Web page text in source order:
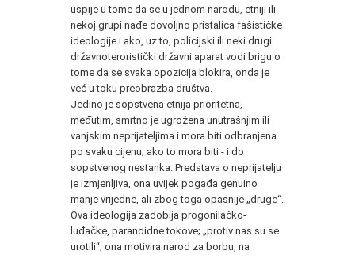
uspije u tome da se u jednom narodu, etniji ili
nekoj grupi nađe dovoljno pristalica fašističke
ideologije i ako, uz to, policijski ili neki drugi
državnoteroristički državni aparat vodi brigu o
tome da se svaka opozicija blokira, onda je
već u toku preobrazba društva.
Jedino je sopstvena etnija prioritetna,
međutim, smrtno je ugrožena unutrašnjim ili
vanjskim neprijateljima i mora biti odbranjena
po svaku cijenu; ako to mora biti - i do
sopstvenog nestanka. Predstava o neprijatelju
je izmjenljiva, ona uvijek pogađa genuino
manje vrijedne, ali zbog toga opasnije „druge“.
Ova ideologija zadobija progonilačko-
luđačke, paranoidne tokove; „protiv nas su se
urotili“; ona motivira narod za borbu, na